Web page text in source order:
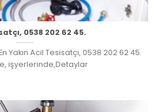
0538 202 62 45.
Yakın Acil Tesisatçı, 0538 202 62 45.
işyerlerinde,Detaylar